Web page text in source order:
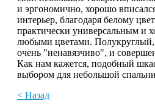
и эргономично, хорошо
интерьер, благодаря белому
практически универсальным и
любыми цветами. Полукруглый,
очень "ненавязчиво", и
Как нам кажется, подобный
выбором для небольшой
< Назад